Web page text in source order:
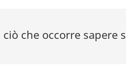
che occorre sapere